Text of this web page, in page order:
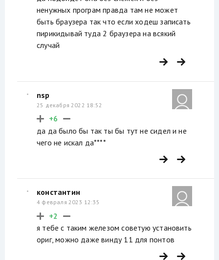
ненужных програм правда там не может
быть браузера так что если ходеш записать
пирикидывай туда 2 браузера на всякий
случай
nsp
25 декабря 2022 18:52
+6
да да было бы так ты бы тут не сидел и не
чего не искал да****
константин
4 февраля 2023 12:35
+2
я тебе с таким железом советую установить
ориг, можно даже винду 11 для понтов